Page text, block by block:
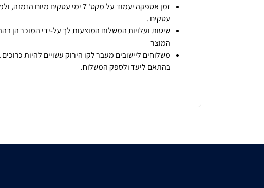
זמן אספקה יעמוד על מקס' 7 ימי עסקים מיום הזמנה,
עסקים .
שיטות ועלויות המשלוח המוצעות לך על-ידי המוכר הן
המוצר
משלוחים ליישובים מעבר לקו הירוק עשויים להיות
בהתאם ליעד ולספק המשלוח.